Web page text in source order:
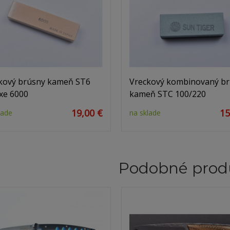
brúsny kameň ST6
6000
19,00 €
Vreckový kombinovaný
kameň STC 100/220
na sklade
Podobné